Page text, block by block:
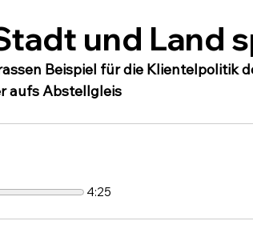
und Land
Beispiel für die Klientelpolitik
aufs Abstellgleis
4:25